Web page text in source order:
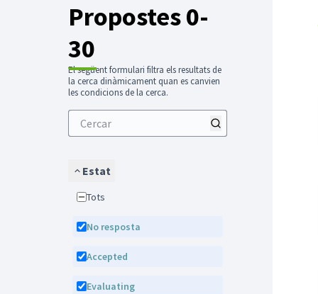
Propostes 0-
30
El següent formulari filtra els resultats de
la cerca dinàmicament quan es canvien
les condicions de la cerca.
Estat
Tots
No resposta
Accepted
Evaluating